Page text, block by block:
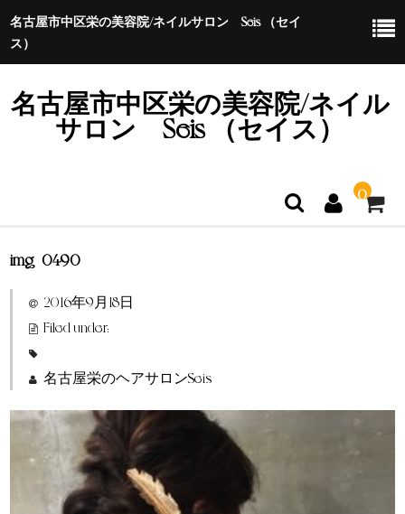
名古屋市中区栄の美容院/ネイルサロン Seis （セイ
ス）
名古屋市中区栄の美容院/ネイル
サロン Seis （セイス）
0
ホーム
特定商取引法に基づく表示
img_0490
2016年9月18日
Filed under:
名古屋栄のヘアサロンSeis